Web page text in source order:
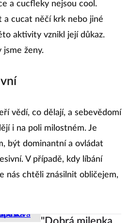
a cucfleky nejsou cool.
a cucat něčí krk nebo jiné
aktivity vznikl její důkaz.
jsme ženy.
vědí, co dělají, a sebevědomí
i na poli milostném. Je
být dominantní a ovládat
V případě, kdy líbání
nás chtěli znásilnit obličejem,